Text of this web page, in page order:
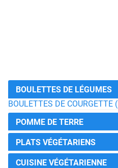
BOULETTES DE LÉGUMES
BOULETTES DE COURGETTE
POMME DE TERRE
PLATS VÉGÉTARIENS
CUISINE VÉGÉTARIENNE